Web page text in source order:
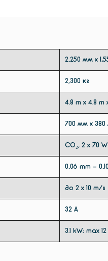
2,250 мм x
2,300 кг
4.8 m x 4.8 m
700 мм x
CO₂, 2 x 70 W
0,06 mm -
до 2 x 10 m/s
32 A
3.1 kW; max